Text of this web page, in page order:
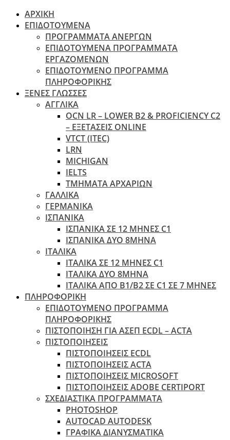
ΑΡΧΙΚΗ
ΕΠΙΔΟΤΟΥΜΕΝΑ
ΠΡΟΓΡΑΜΜΑΤΑ ΑΝΕΡΓΩΝ
ΕΠΙΔΟΤΟΥΜΕΝΑ ΠΡΟΓΡΑΜΜΑΤΑ
ΕΡΓΑΖΟΜΕΝΩΝ
ΕΠΙΔΟΤΟΥΜΕΝΟ ΠΡΟΓΡΑΜΜΑ
ΠΛΗΡΟΦΟΡΙΚΗΣ
ΞΕΝΕΣ ΓΛΩΣΣΕΣ
ΑΓΓΛΙΚΑ
OCN LR – LOWER B2 & PROFICIENCY C2
– ΕΞΕΤΆΣΕΙΣ ONLINE
VTCT (ITEC)
LRN
MICHIGAN
IELTS
ΤΜΗΜΑΤΑ ΑΡΧΑΡΙΩΝ
ΓΑΛΛΙΚΑ
ΓΕΡΜΑΝΙΚΑ
ΙΣΠΑΝΙΚΑ
ΙΣΠΑΝΙΚΑ ΣΕ 12 ΜΗΝΕΣ C1
ΙΣΠΑΝΙΚΑ ΔΥΟ 8ΜΗΝΑ
ΙΤΑΛΙΚΑ
ΙΤΑΛΙΚΑ ΣΕ 12 ΜΗΝΕΣ C1
ΙΤΑΛΙΚΑ ΔΥΟ 8ΜΗΝΑ
ΙΤΑΛΙΚΑ ΑΠΌ B1/B2 ΣΕ C1 ΣΕ 7 ΜΉΝΕΣ
ΠΛΗΡΟΦΟΡΙΚΗ
ΕΠΙΔΟΤΟΥΜΕΝΟ ΠΡΟΓΡΑΜΜΑ
ΠΛΗΡΟΦΟΡΙΚΗΣ
ΠIΣΤΟΠΟΙΗΣΗ ΓΙΑ ΑΣΕΠ ECDL – ACTA
ΠΙΣΤΟΠΟΙΗΣΕΙΣ
ΠΙΣΤΟΠΟΙΗΣΕΙΣ ECDL
ΠΙΣΤΟΠΟΙΗΣΕΙΣ ACTA
ΠΙΣΤΟΠΟΙΗΣΕΙΣ MICROSOFT
ΠΙΣΤΟΠΟΙΗΣΕΙΣ ADOBE CERTIPORT
ΣΧΕΔΙΑΣΤΙΚΑ ΠΡΟΓΡΑΜΜΑΤΑ
PHOTOSHOP
AUTOCAD AUTODESK
ΓΡΑΦΙΚΑ ΔΙΑΝΥΣΜΑΤΙΚΑ